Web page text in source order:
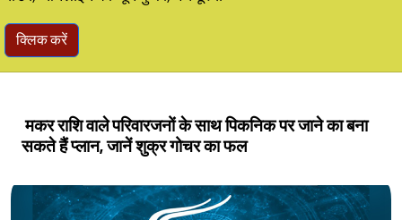
क्लिक करें
मकर राशि वाले परिवारजनों के साथ पिकनिक पर जाने का बना
सकते हैं प्लान, जानें शुक्र गोचर का फल